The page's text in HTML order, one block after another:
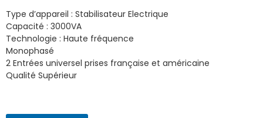
Type d’appareil : Stabilisateur Electrique
Capacité : 3000VA
Technologie : Haute fréquence
Monophasé
2 Entrées universel prises française et américaine
Qualité Supérieur